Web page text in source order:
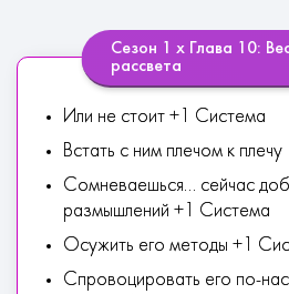
Сезон 1 х Глава 10:
рассвета
Или не стоит +1 Система
Встать с ним плечом к плечу
Сомневаешься... сейчас
размышлений +1 Система
Осужить его методы +1
Спровоцировать его по-